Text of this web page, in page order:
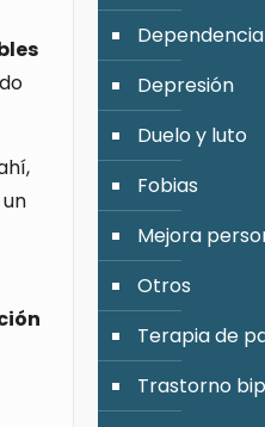
Depresión
Duelo y luto
Fobias
Mejora
Otros
Terapia de
Trastorno